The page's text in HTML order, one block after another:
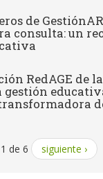
de
consulta: un
RedAGE de
gestión
1 de 6 siguiente ›